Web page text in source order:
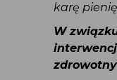
karę
W